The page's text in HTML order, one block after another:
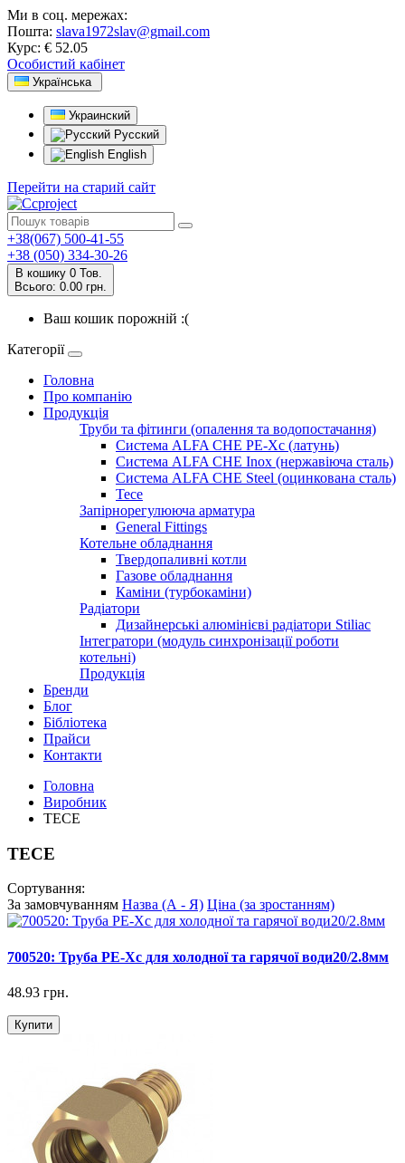
Ми в соц. мережах:
Пошта: slava1972slav@gmail.com
Курс: € 52.05
Особистий кабінет
Українська
Украинский
Русский
English
Перейти на старий сайт
+38(067) 500-41-55
+38 (050) 334-30-26
В кошику 0 Тов.
Всього: 0.00 грн.
Ваш кошик порожній :(
Категорії
Головна
Про компанію
Продукція
Труби та фітинги (опалення та водопостачання)
Система ALFA CHE PE-Xc (латунь)
Система ALFA CHE Inox (нержавіюча сталь)
Система ALFA CHE Steel (оцинкована сталь)
Tece
Запірнорегулююча арматура
General Fittings
Котельне обладнання
Твердопаливні котли
Газове обладнання
Каміни (турбокаміни)
Радіатори
Дизайнерські алюмінієві радіатори Stiliac
Інтегратори (модуль синхронізації роботи
котельні)
Продукція
Бренди
Блог
Бібліотека
Прайси
Контакти
Головна
Виробник
TECE
TECE
Сортування:
За замовчуванням Назва (А - Я) Ціна (за зростанням)
700520: Труба РЕ-Хс для холодної та гарячої води20/2.8мм
48.93 грн.
Купити